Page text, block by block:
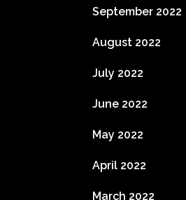
September 2022
August 2022
July 2022
June 2022
May 2022
April 2022
March 2022